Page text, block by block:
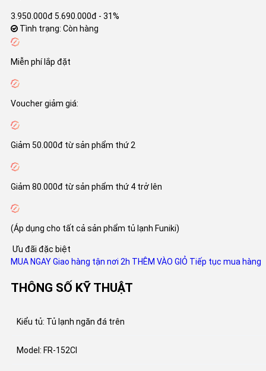
3.950.000đ 5.690.000đ - 31%
Tình trạng: Còn hàng
Miễn phí lắp đặt
Voucher giảm giá:
Giảm 50.000đ từ sản phẩm thứ 2
Giảm 80.000đ từ sản phẩm thứ 4 trở lên
(Áp dụng cho tất cả sản phẩm tủ lạnh Funiki)
Ưu đãi đặc biệt
MUA NGAYGiao hàng tận nơi 2h THÊM VÀO GIỎ Tiếp tục mua hàng
THÔNG SỐ KỸ THUẬT
Kiểu tủ: Tủ lạnh ngăn đá trên
Model: FR-152CI